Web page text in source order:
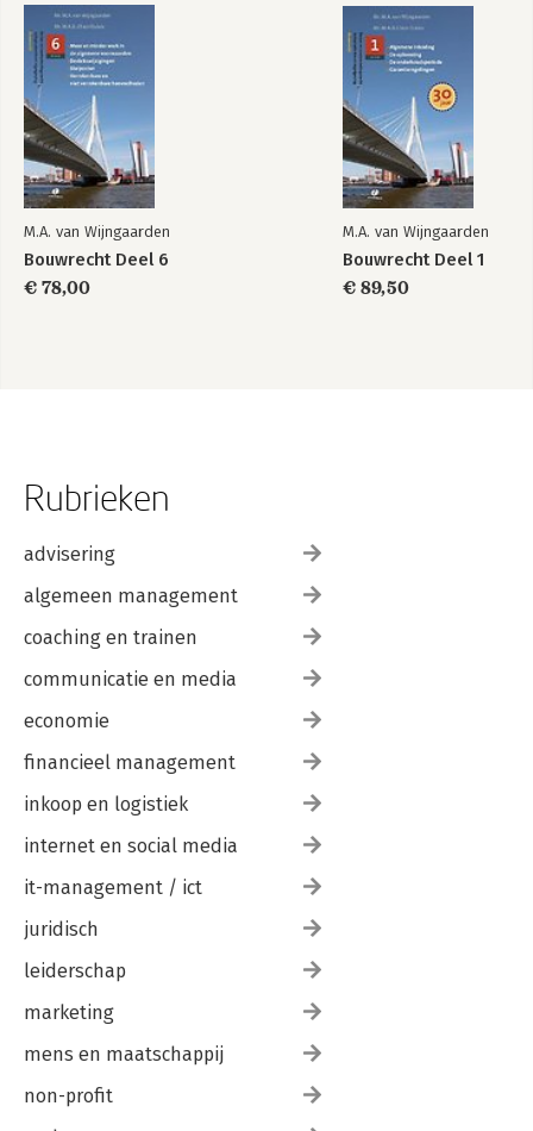
M.A. van Wijngaarden
Bouwrecht Deel 6
€ 78,00
M.A. van Wijngaarden
Bouwrecht Deel 1
€ 89,50
Rubrieken
advisering
algemeen management
coaching en trainen
communicatie en media
economie
financieel management
inkoop en logistiek
internet en social media
it-management / ict
juridisch
leiderschap
marketing
mens en maatschappij
non-profit